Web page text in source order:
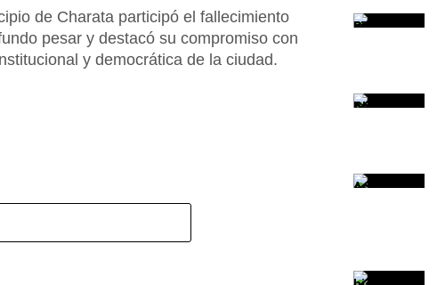
de Charata participó el fallecimiento
pesar y destacó su compromiso con
y democrática de la ciudad.